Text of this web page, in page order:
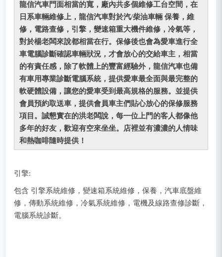
龍信汽車門面相當的寬，廠內共多個維修工台空間，在
日系車輛維修上，龍信汽車對於汽/柴油車輛 保養，維
修，電路查修，引擎，變速箱重大機件維修，冷氣等，
對於楊老闆來說都相當在行。保修後也會為愛車進行全
車電腦診斷確認車輛狀況，才會放心的交給車主，相當
的有責任感，除了軟體上的豐富經驗外，龍信汽車也備
有車用專業診斷電腦系統，提供愛車最全面與最完整的
軟硬體設備，讓您的愛車受到最高規格的服務。並提供
會員預約取送車，提供會員車主們貼心放心的保修服務
項目。誠懇實在的洪老闆說，每一位上門的客人都像他
多年的好友，歡迎有空來坐坐。店裡並有濃濃的人情味
和熱咖啡隨時提供！
引擎:
包含 引擎系統維修，變速箱系統維修，保養，汽車底盤維
修，傳動系統維修，冷氣系統維修，電機及線路查修診斷，
電腦系統診斷。